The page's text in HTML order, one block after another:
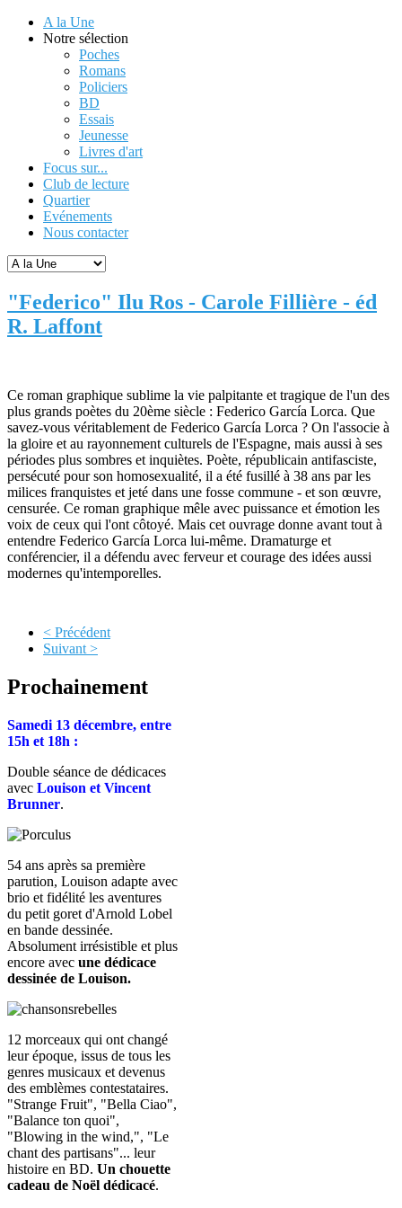
A la Une
Notre sélection
Poches
Romans
Policiers
BD
Essais
Jeunesse
Livres d'art
Focus sur...
Club de lecture
Quartier
Evénements
Nous contacter
"Federico" Ilu Ros - Carole Fillière - éd
R. Laffont
Ce roman graphique sublime la vie palpitante et tragique de l'un des
plus grands poètes du 20ème siècle : Federico García Lorca. Que
savez-vous véritablement de Federico García Lorca ? On l'associe à
la gloire et au rayonnement culturels de l'Espagne, mais aussi à ses
périodes plus sombres et inquiètes. Poète, républicain antifasciste,
persécuté pour son homosexualité, il a été fusillé à 38 ans par les
milices franquistes et jeté dans une fosse commune - et son œuvre,
censurée. Ce roman graphique mêle avec puissance et émotion les
voix de ceux qui l'ont côtoyé. Mais cet ouvrage donne avant tout à
entendre Federico García Lorca lui-même. Dramaturge et
conférencier, il a défendu avec ferveur et courage des idées aussi
modernes qu'intemporelles.
< Précédent
Suivant >
Prochainement
Samedi 13 décembre, entre
15h et 18h :
Double séance de dédicaces
avec Louison et Vincent
Brunner.
54 ans après sa première
parution, Louison adapte avec
brio et fidélité les aventures
du petit goret d'Arnold Lobel
en bande dessinée.
Absolument irrésistible et plus
encore avec une dédicace
dessinée de Louison.
12 morceaux qui ont changé
leur époque, issus de tous les
genres musicaux et devenus
des emblèmes contestataires.
"Strange Fruit", "Bella Ciao",
"Balance ton quoi",
"Blowing in the wind,", "Le
chant des partisans"... leur
histoire en BD. Un chouette
cadeau de Noël dédicacé.